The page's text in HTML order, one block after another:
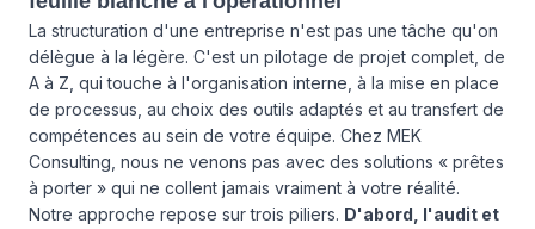
La structuration d'une entreprise n'est pas une tâche qu'on
délègue à la légère. C'est un pilotage de projet complet, de
A à Z, qui touche à l'organisation interne, à la mise en place
de processus, au choix des outils adaptés et au transfert de
compétences au sein de votre équipe. Chez MEK
Consulting, nous ne venons pas avec des solutions « prêtes
à porter » qui ne collent jamais vraiment à votre réalité.
Notre approche repose sur trois piliers. D'abord, l'audit et